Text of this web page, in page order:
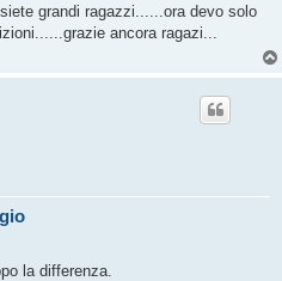
grandi ragazzi......ora devo solo
ancora ragazi...
la differenza.